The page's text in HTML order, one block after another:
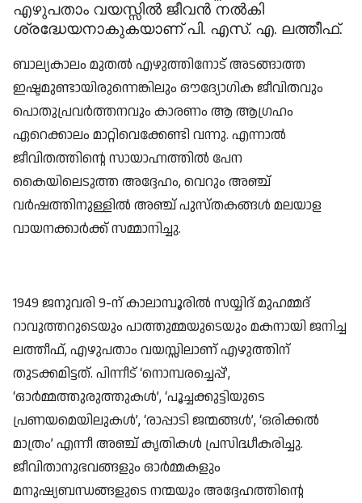
എഴുപതാം വയസ്സിൽ ജീവൻ നൽകി
ശ്രദ്ധേയനാകുകയാണ് പി. എസ്. എ. ലത്തീഫ്.
ബാല്യകാലം മുതൽ എഴുത്തിനോട് അടങ്ങാത്ത
ഇഷ്ടമുണ്ടായിരുന്നെങ്കിലും ഔദ്യോഗിക ജീവിതവും
പൊതുപ്രവർത്തനവും കാരണം ആ ആഗ്രഹം
ഏറെക്കാലം മാറ്റിവെക്കേണ്ടി വന്നു. എന്നാൽ
ജീവിതത്തിന്റെ സായാഹ്നത്തിൽ പേന
കൈയിലെടുത്ത അദ്ദേഹം, വെറും അഞ്ച്
വർഷത്തിനുള്ളിൽ അഞ്ച് പുസ്തകങ്ങൾ മലയാള
വായനക്കാർക്ക് സമ്മാനിച്ചു.
1949 ജനുവരി 9-ന് കാലാമ്പൂരിൽ സയ്യിദ് മുഹമ്മദ്
റാവുത്തറുടെയും പാത്തുമ്മയുടെയും മകനായി ജനിച്ച
ലത്തീഫ്, എഴുപതാം വയസ്സിലാണ് എഴുത്തിന്
തുടക്കമിട്ടത്. പിന്നീട് ‘നൊമ്പരച്ചെപ്പ്’,
‘ഓർമ്മത്തുരുത്തുകൾ’, ‘പൂച്ചക്കുട്ടിയുടെ
പ്രണയമെയിലുകൾ’, ‘രാപ്പാടി ജന്മങ്ങൾ’, ‘ഒരിക്കൽ
മാത്രം’ എന്നീ അഞ്ച് കൃതികൾ പ്രസിദ്ധീകരിച്ചു.
ജീവിതാനുഭവങ്ങളും ഓർമ്മകളും
മനുഷ്യബന്ധങ്ങളുടെ നന്മയും അദ്ദേഹത്തിന്റെ